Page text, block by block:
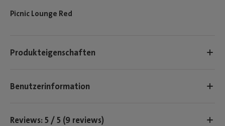
Picnic Lounge Red
Produkteigenschaften
Benutzerinformation
Reviews: 5 / 5 (9 reviews)